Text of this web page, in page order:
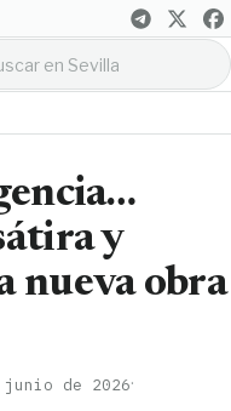
y
nueva obra
junio de 2026·